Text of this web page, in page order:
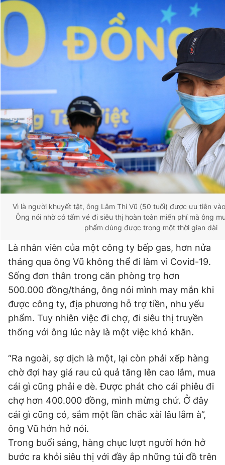
Vì là người khuyết tật, ông Lâm Thi Vũ (50 tuổi) được ưu tiên
Ông nói nhờ có tấm vé đi siêu thị hoàn toàn miến phí mà ông
phẩm dùng được trong một thời gian dài
Là nhân viên của một công ty bếp gas, hơn nửa
tháng qua ông Vũ không thể đi làm vì Covid-19.
Sống đơn thân trong căn phòng trọ hơn
500.000 đồng/tháng, ông nói mình may mắn khi
được công ty, địa phương hỗ trợ tiền, nhu yếu
phẩm. Tuy nhiên việc đi chợ, đi siêu thị truyền
thống với ông lúc này là một việc khó khăn.
“Ra ngoài, sợ dịch là một, lại còn phải xếp hàng
chờ đợi hay giá rau củ quả tăng lên cao lắm, mua
cái gì cũng phải e dè. Được phát cho cái phiêu đi
chợ hơn 400.000 đồng, mình mừng chứ. Ở đây
cái gì cũng có, sắm một lần chắc xài lâu lắm à”,
ông Vũ hớn hở nói.
Trong buổi sáng, hàng chục lượt người hớn hở
bước ra khỏi siêu thị với đầy ắp những túi đồ trên